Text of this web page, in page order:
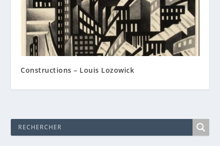
Constructions – Louis Lozowick